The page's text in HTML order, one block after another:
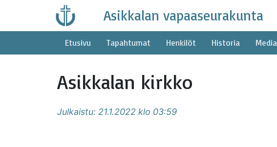
content
Asikkalan vapaaseurakunta
Etusivu Tapahtumat Henkilöt Historia Media
Asikkalan kirkko
Julkaistu: 21.1.2022 klo 03:59